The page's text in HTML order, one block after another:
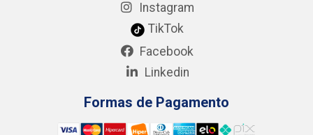
Instagram
TikTok
Facebook
Linkedin
Formas de Pagamento